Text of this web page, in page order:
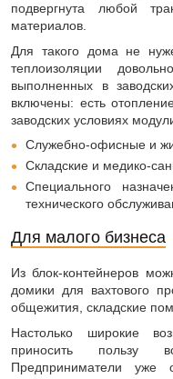
подвергнута любой
материалов.
Для такого дома не
теплоизоляции
выполненных в
включены: есть
заводских условиях
Служебно-офисные и
Складские и медико-
Специального
технического
Для малого бизнеса
Из блок-контейнеров
домики для вахтового
общежития, складские
Настолько широкие
приносить пользу
Предприниматели уже